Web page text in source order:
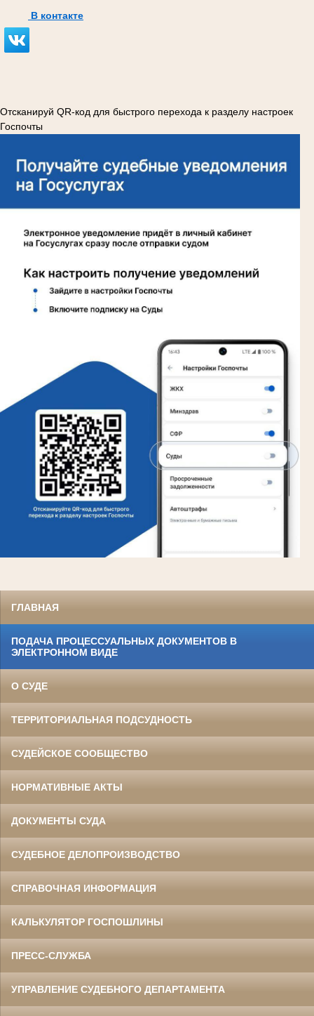
В контакте
Отсканируй QR-код для быстрого перехода к разделу настроек
Госпочты
ГЛАВНАЯ
ПОДАЧА ПРОЦЕССУАЛЬНЫХ ДОКУМЕНТОВ В
ЭЛЕКТРОННОМ ВИДЕ
О СУДЕ
ТЕРРИТОРИАЛЬНАЯ ПОДСУДНОСТЬ
СУДЕЙСКОЕ СООБЩЕСТВО
НОРМАТИВНЫЕ АКТЫ
ДОКУМЕНТЫ СУДА
СУДЕБНОЕ ДЕЛОПРОИЗВОДСТВО
СПРАВОЧНАЯ ИНФОРМАЦИЯ
КАЛЬКУЛЯТОР ГОСПОШЛИНЫ
ПРЕСС-СЛУЖБА
УПРАВЛЕНИЕ СУДЕБНОГО ДЕПАРТАМЕНТА